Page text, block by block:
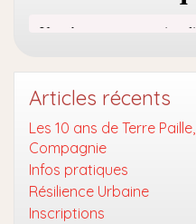
Articles récents
Les 10 ans de Terre
Compagnie
Infos pratiques
Résilience Urbaine
Inscriptions